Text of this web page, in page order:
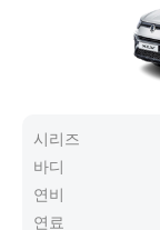
시리즈
바디
연비
연료